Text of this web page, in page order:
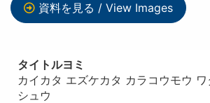
資料を見る / View Images
タイトルヨミ
カイカタ エズケカタ カラコウモウ ワ
シュウ